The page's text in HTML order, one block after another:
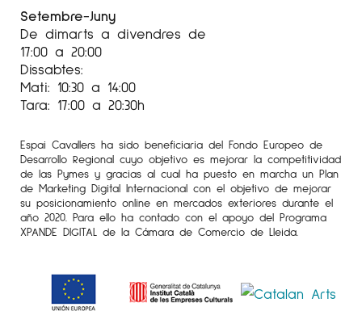
Setembre-Juny
De dimarts a divendres de
17:00 a 20:00
Dissabtes:
Mati: 10:30 a 14:00
Tara: 17:00 a 20:30h
Espai Cavallers ha sido beneficiaria del Fondo Europeo de
Desarrollo Regional cuyo objetivo es mejorar la competitividad
de las Pymes y gracias al cual ha puesto en marcha un Plan
de Marketing Digital Internacional con el objetivo de mejorar
su posicionamiento online en mercados exteriores durante el
año 2020. Para ello ha contado con el apoyo del Programa
XPANDE DIGITAL de la Cámara de Comercio de Lleida.